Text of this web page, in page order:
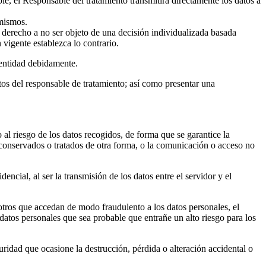
a no ser objeto de una decisión individualizada basada
establezca lo contrario.
debidamente.
del responsable de tratamiento; así como presentar una
riesgo de los datos recogidos, de forma que se garantice la
o tratados de otra forma, o la comunicación o acceso no
al ser la transmisión de los datos entre el servidor y el
que accedan de modo fraudulento a los datos personales, el
personales que sea probable que entrañe un alto riesgo para los
que ocasione la destrucción, pérdida o alteración accidental o